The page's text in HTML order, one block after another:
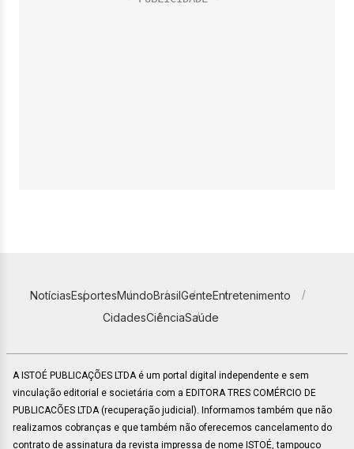
NotíciasEsportesMundoBrasilGenteEntretenimento
CidadesCiênciaSaúde
A ISTOÉ PUBLICAÇÕES LTDA é um portal digital independente e sem
vinculação editorial e societária com a EDITORA TRES COMÉRCIO DE
PUBLICACÕES LTDA (recuperação judicial). Informamos também que não
realizamos cobranças e que também não oferecemos cancelamento do
contrato de assinatura da revista impressa de nome ISTOÉ, tampouco